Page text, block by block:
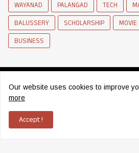
WAYANAD
PALANGAD TECH
BALUSSERY
SCHOLARSHIP MOVIE
BUSINESS
Our website uses cookies to improve
more
Accept !